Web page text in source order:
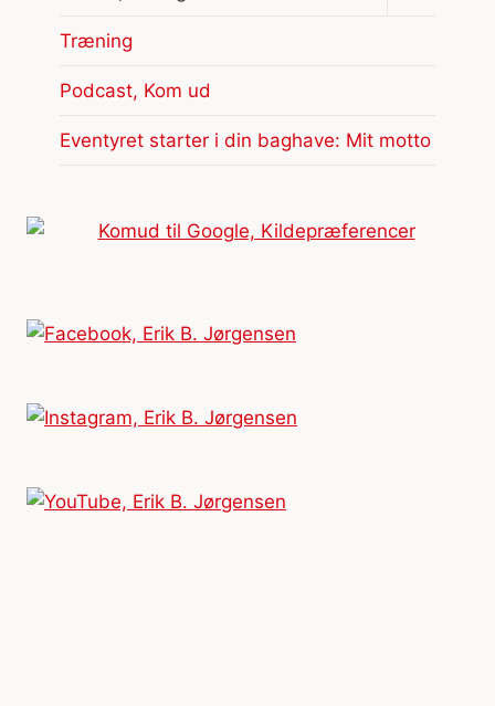
Træning
Podcast, Kom ud
Eventyret starter i din baghave: Mit motto